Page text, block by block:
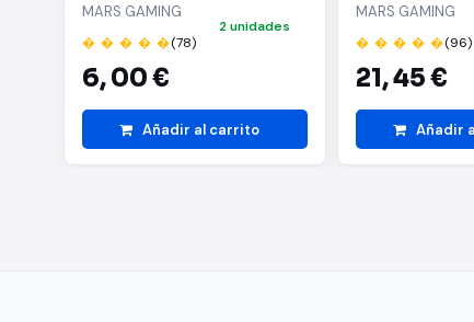
MARS GAMING
� � � � �(78)
6,00 €
2 unidades
Añadir al carrito
MARS GAMING
� � � � �(96)
21,45 €
Añadir